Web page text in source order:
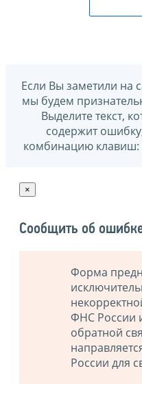
Если Вы заметили на
мы будем
Выделите текст,
содержит
комбинацию клавиш:
×
Сообщить об
Форма
ФНС России
обратной
России для